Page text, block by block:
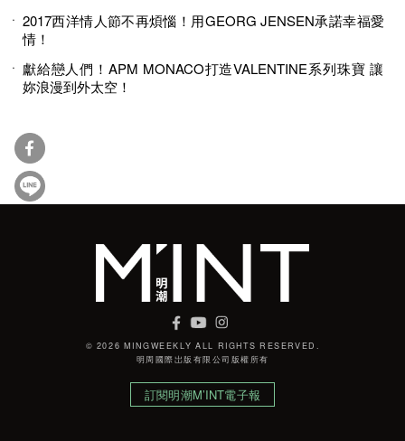
2017西洋情人節不再煩惱！用GEORG JENSEN承諾幸福愛
情！
獻給戀人們！APM MONACO打造VALENTINE系列珠寶 讓
妳浪漫到外太空！
© 2026 MINGWEEKLY ALL RIGHTS RESERVED.
明周國際岀版有限公司版權所有
訂閱明潮M’INT電子報